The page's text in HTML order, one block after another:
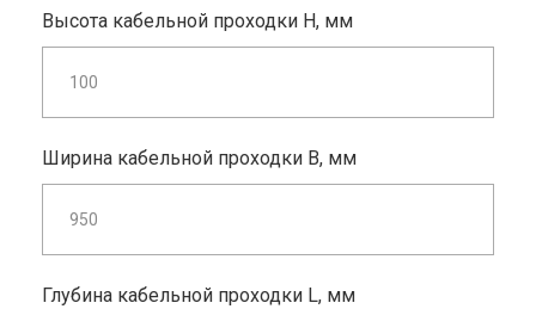
Высота кабельной проходки H, мм
Ширина кабельной проходки B, мм
Глубина кабельной проходки L, мм